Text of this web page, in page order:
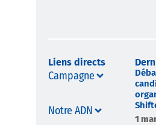
Liens directs
Campagne
Notre ADN
1